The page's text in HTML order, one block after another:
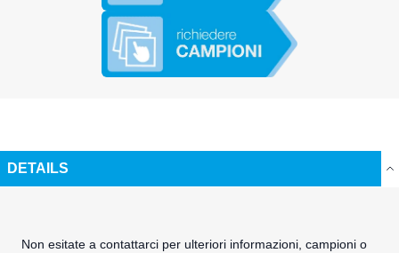
DETAILS
Non esitate a contattarci per ulteriori informazioni, campioni o